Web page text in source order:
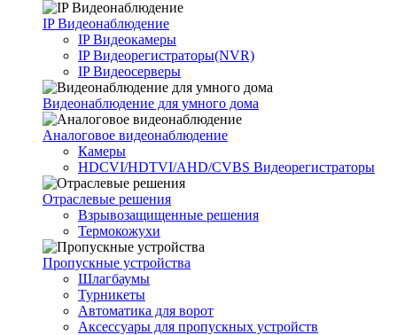
IP Видеонаблюдение
IP Видеокамеры
IP Видеорегистраторы(NVR)
IP Видеосерверы
Видеонаблюдение для умного дома
Аналоговое видеонаблюдение
Камеры
HDCVI/HDTVI/AHD/CVBS Видеорегистраторы
Отраслевые решения
Взрывозащищенные решения
Термокожухи
Пропускные устройства
Шлагбаумы
Турникеты
Автоматика для ворот
Аксессуары для пропускных устройств